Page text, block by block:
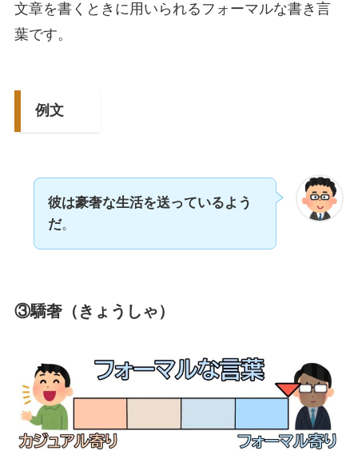
文章を書くときに用いられるフォーマルな書き言
葉です。
例文
彼は豪奢な生活を送っているよう
だ。
③驕奢（きょうしゃ）